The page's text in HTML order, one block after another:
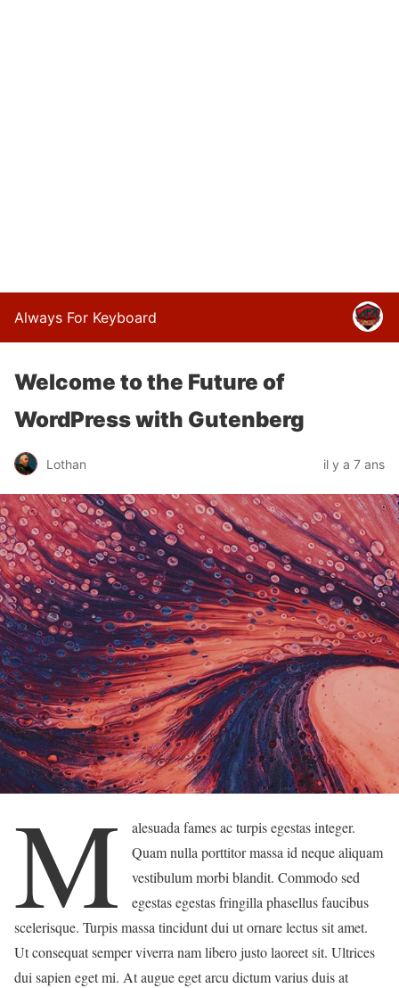
Always For Keyboard
Welcome to the Future of
WordPress with Gutenberg
Lothan il y a 7 ans
M
alesuada fames ac turpis egestas integer.
Quam nulla porttitor massa id neque aliquam
vestibulum morbi blandit. Commodo sed
egestas egestas fringilla phasellus faucibus
scelerisque. Turpis massa tincidunt dui ut ornare lectus sit amet.
Ut consequat semper viverra nam libero justo laoreet sit. Ultrices
dui sapien eget mi. At augue eget arcu dictum varius duis at